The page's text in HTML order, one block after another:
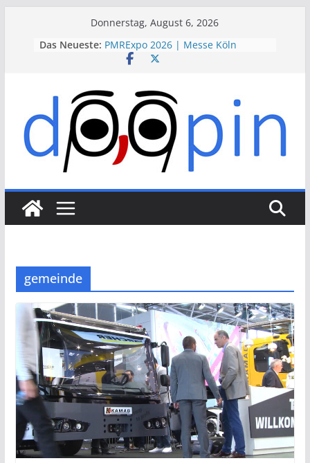
Donnerstag, August 6, 2026
Das Neueste: PMRExpo 2026 | Messe Köln
VdS-BrandSchutzTage 2026 |
VALVE WORLD EXPO 2026 | Messe
Düsseldorf
ESSEN MOTOR SHOW 2026 | Messe
Essen
gemeinde